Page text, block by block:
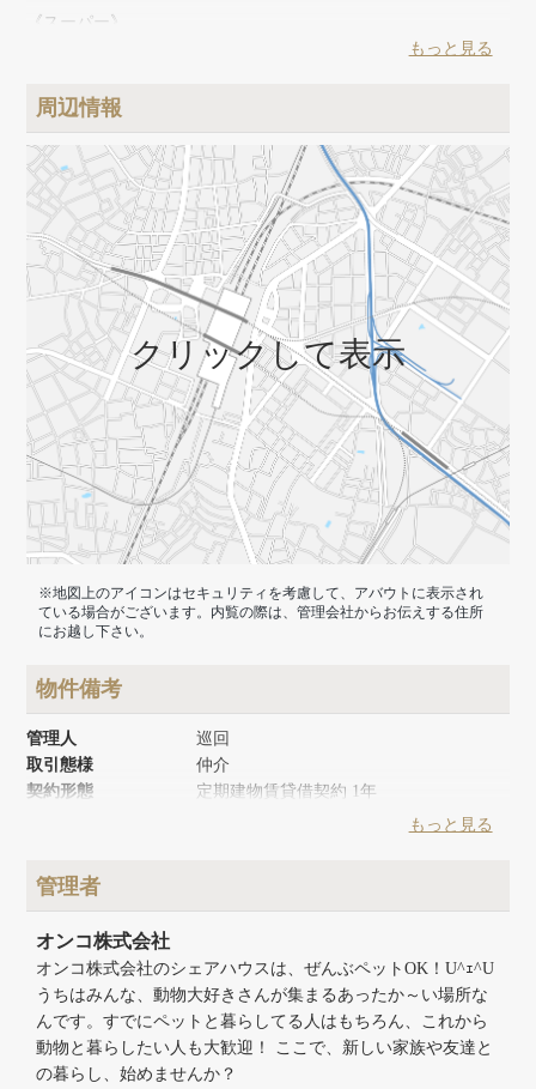
《スーパー》
ドラッグセイムス（徒歩7分）、どらっぐぱぱす（徒歩10分）、
3分）、ジョナサン（徒歩2分）、各銀行ATM（徒歩15分以内）
もっと見る
周辺情報
クリックして表示
※地図上のアイコンはセキュリティを考慮して、アバウトに表示され
ている場合がございます。内覧の際は、管理会社からお伝えする住所
にお越し下さい。
物件備考
管理人
巡回
取引態様
仲介
契約形態
定期建物賃貸借契約 1年
建物構造
建物階数
もっと見る
管理者
オンコ株式会社
オンコ株式会社のシェアハウスは、ぜんぶペットOK！U^ｪ^U
うちはみんな、動物大好きさんが集まるあったか～い場所な
んです。すでにペットと暮らしてる人はもちろん、これから
動物と暮らしたい人も大歓迎！ ここで、新しい家族や友達と
の暮らし、始めませんか？